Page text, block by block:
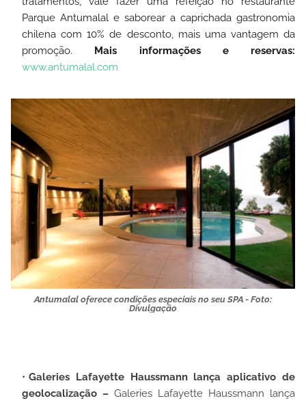
Parque Antumalal e saborear a caprichada gastronomia
chilena com 10% de desconto, mais uma vantagem da
promoção. Mais informações e reservas:
www.antumalal.com
Antumalal oferece condições especiais no seu SPA - Foto:
Divulgação
Galeries Lafayette Haussmann lança aplicativo de
geolocalização – Galeries Lafayette Haussmann lança